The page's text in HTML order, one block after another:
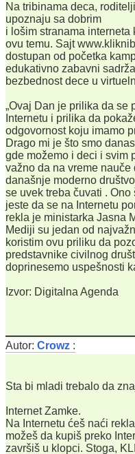
Na tribinama deca,
upoznaju sa dobrim
i lošim stranama
ovu temu. Sajt
dostupan od početka
edukativno zabavni
bezbednost dece u
„Ovaj Dan je prilika da se
Internetu i prilika da
odgovornost koju imamo
Drago mi je što smo
gde možemo i deci i svim
važno da na vreme
današnje moderno
se uvek treba čuvati .
jeste da se na Internetu
rekla je ministarka Jasna
Mediji su jedan od
koristim ovu priliku da
predstavnike civilnog
doprinesemo uspešnosti
Izvor: Digitalna Agenda
Autor: Crowz :
Sta bi mladi trebalo da
Internet Zamke.
Na Internetu ćeš naći
možeš da kupiš preko
završiš u klopci. Stoga,